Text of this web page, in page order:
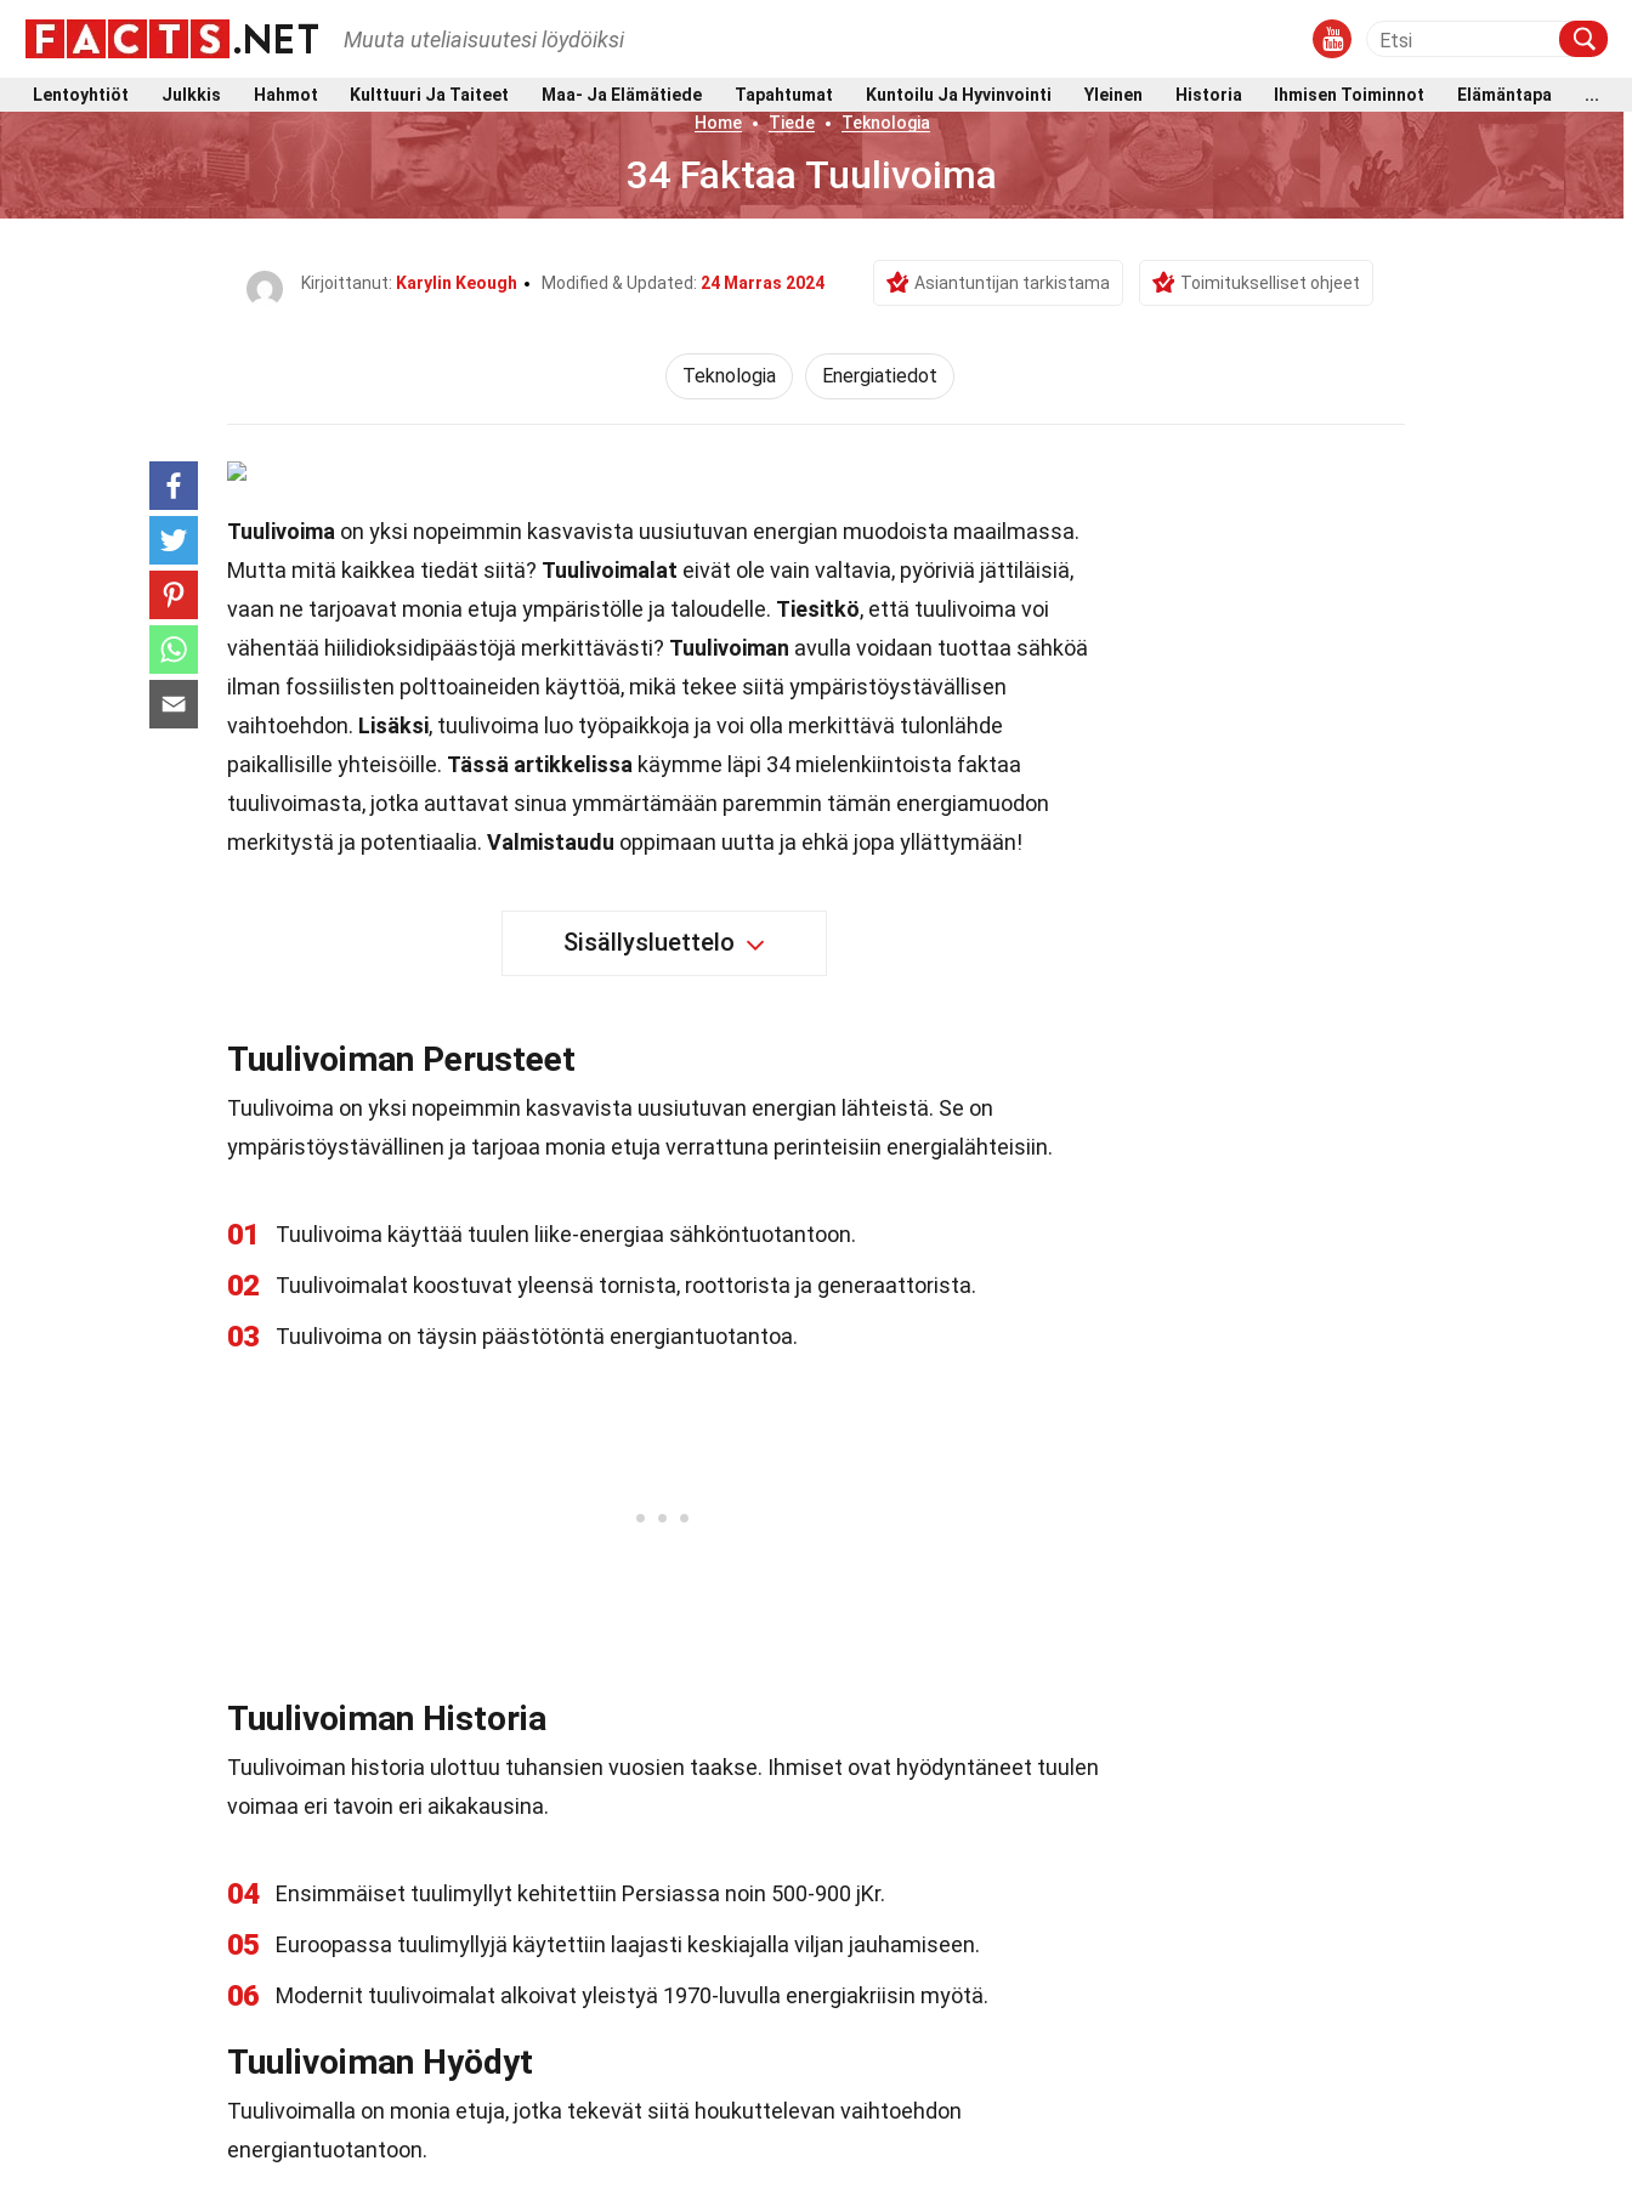
Muuta uteliaisuutesi löydöiksi
Lentoyhtiöt Julkkis Hahmot Kulttuuri Ja Taiteet Maa- Ja Elämätiede Tapahtumat Kuntoilu Ja Hyvinvointi Yleinen Historia Ihmisen Toiminnot Elämäntapa
...
Home
Tiede Teknologia
34 Faktaa Tuulivoima
Kirjoittanut: Karylin Keough Modified & Updated: 24 Marras 2024 Asiantuntijan tarkistama Toimitukselliset ohjeet
Teknologia Energiatiedot
Tuulivoima on yksi nopeimmin kasvavista uusiutuvan energian muodoista maailmassa.
Mutta mitä kaikkea tiedät siitä? Tuulivoimalat eivät ole vain valtavia, pyöriviä jättiläisiä,
vaan ne tarjoavat monia etuja ympäristölle ja taloudelle. Tiesitkö, että tuulivoima voi
vähentää hiilidioksidipäästöjä merkittävästi? Tuulivoiman avulla voidaan tuottaa sähköä
ilman fossiilisten polttoaineiden käyttöä, mikä tekee siitä ympäristöystävällisen
vaihtoehdon. Lisäksi, tuulivoima luo työpaikkoja ja voi olla merkittävä tulonlähde
paikallisille yhteisöille. Tässä artikkelissa käymme läpi 34 mielenkiintoista faktaa
tuulivoimasta, jotka auttavat sinua ymmärtämään paremmin tämän energiamuodon
merkitystä ja potentiaalia. Valmistaudu oppimaan uutta ja ehkä jopa yllättymään!
Sisällysluettelo
Tuulivoiman Perusteet
Tuulivoima on yksi nopeimmin kasvavista uusiutuvan energian lähteistä. Se on
ympäristöystävällinen ja tarjoaa monia etuja verrattuna perinteisiin energialähteisiin.
01 Tuulivoima käyttää tuulen liike-energiaa sähköntuotantoon.
02 Tuulivoimalat koostuvat yleensä tornista, roottorista ja generaattorista.
03 Tuulivoima on täysin päästötöntä energiantuotantoa.
Tuulivoiman Historia
Tuulivoiman historia ulottuu tuhansien vuosien taakse. Ihmiset ovat hyödyntäneet tuulen
voimaa eri tavoin eri aikakausina.
04 Ensimmäiset tuulimyllyt kehitettiin Persiassa noin 500-900 jKr.
05 Euroopassa tuulimyllyjä käytettiin laajasti keskiajalla viljan jauhamiseen.
06 Modernit tuulivoimalat alkoivat yleistyä 1970-luvulla energiakriisin myötä.
Tuulivoiman Hyödyt
Tuulivoimalla on monia etuja, jotka tekevät siitä houkuttelevan vaihtoehdon
energiantuotantoon.